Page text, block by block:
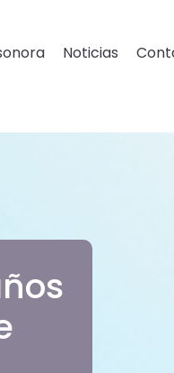
Noticias